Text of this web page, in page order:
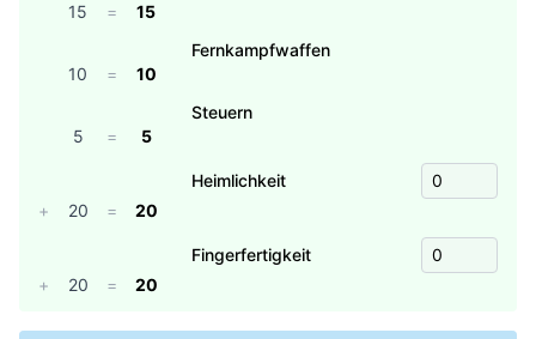
15
=
15
Fernkampfwaffen
10
=
10
Steuern
5
= 5
Heimlichkeit
+
20 = 20
Fingerfertigkeit
+
20 = 20